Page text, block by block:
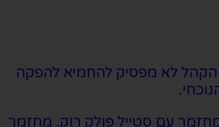
לא מפסיק להחמיא להפקה
עם סטייל פולק רוק. מחזמר